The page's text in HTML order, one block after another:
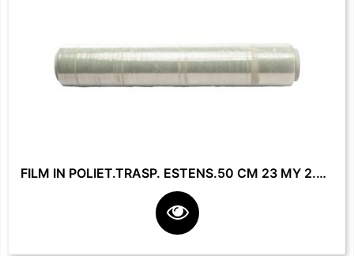
FILM IN POLIET.TRASP. ESTENS.50 CM 23 MY 2.2 KG **